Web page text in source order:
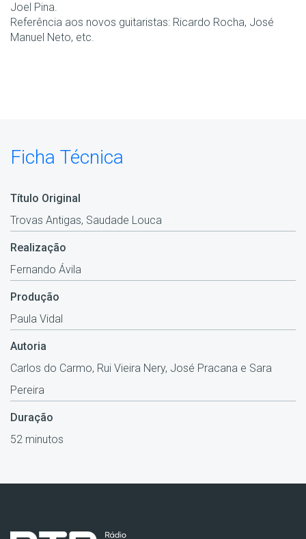
Joel Pina.
Referência aos novos guitaristas: Ricardo Rocha, José
Manuel Neto, etc.
Ficha Técnica
Título Original
Trovas Antigas, Saudade Louca
Realização
Fernando Ávila
Produção
Paula Vidal
Autoria
Carlos do Carmo, Rui Vieira Nery, José Pracana e Sara
Pereira
Duração
52 minutos